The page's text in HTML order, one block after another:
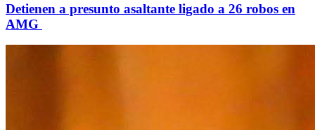
Detienen a presunto asaltante ligado a 26 robos en
AMG